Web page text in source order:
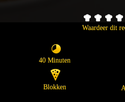
Waardeer dit
40 Minuten
Blokken